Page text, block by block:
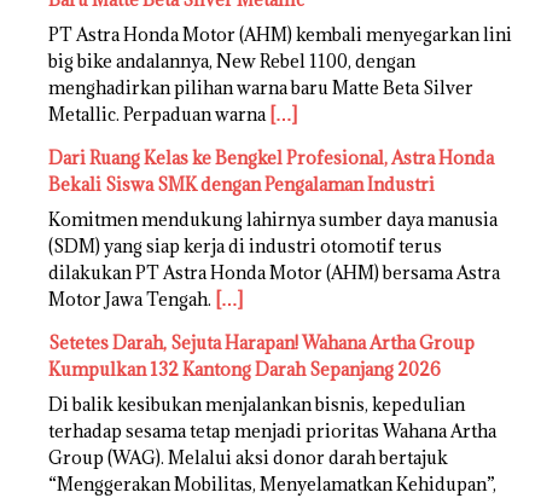
PT Astra Honda Motor (AHM) kembali menyegarkan lini
big bike andalannya, New Rebel 1100, dengan
menghadirkan pilihan warna baru Matte Beta Silver
Metallic. Perpaduan warna […]
Dari Ruang Kelas ke Bengkel Profesional, Astra Honda
Bekali Siswa SMK dengan Pengalaman Industri
Komitmen mendukung lahirnya sumber daya manusia
(SDM) yang siap kerja di industri otomotif terus
dilakukan PT Astra Honda Motor (AHM) bersama Astra
Motor Jawa Tengah. […]
Setetes Darah, Sejuta Harapan! Wahana Artha Group
Kumpulkan 132 Kantong Darah Sepanjang 2026
Di balik kesibukan menjalankan bisnis, kepedulian
terhadap sesama tetap menjadi prioritas Wahana Artha
Group (WAG). Melalui aksi donor darah bertajuk
“Menggerakan Mobilitas, Menyelamatkan Kehidupan”,